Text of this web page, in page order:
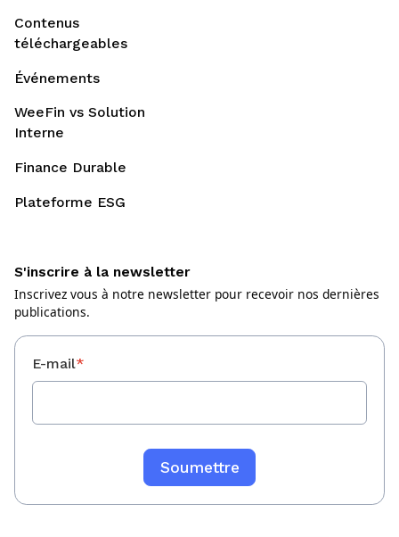
Contenus
téléchargeables
Événements
WeeFin vs Solution
Interne
Finance Durable
Plateforme ESG
S'inscrire à la newsletter
Inscrivez vous à notre newsletter pour recevoir nos dernières
publications.
E-mail*